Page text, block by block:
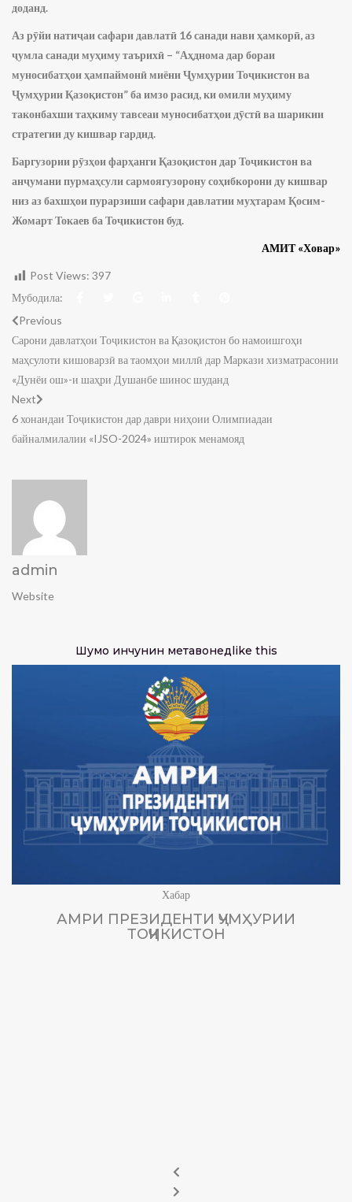
доданд.
Аз рӯйи натиҷаи сафари давлатӣ 16 санади нави ҳамкорӣ, аз
ҷумла санади муҳиму таърихӣ – “Аҳднома дар бораи
муносибатҳои ҳампаймонӣ миёни Ҷумҳурии Тоҷикистон ва
Ҷумҳурии Қазоқистон” ба имзо расид, ки омили муҳиму
таконбахши таҳкиму тавсеаи муносибатҳои дӯстӣ ва шарикии
стратегии ду кишвар гардид.
Баргузории рӯзҳои фарҳанги Қазоқистон дар Тоҷикистон ва
анҷумани пурмаҳсули сармоягузорону соҳибкорони ду кишвар
низ аз бахшҳои пурарзиши сафари давлатии муҳтарам Қосим-
Жомарт Токаев ба Тоҷикистон буд.
АМИТ «Ховар»
Post Views: 397
Мубодила:
Previous
Сарони давлатҳои Тоҷикистон ва Қазоқистон бо намоишгоҳи
маҳсулоти кишоварзӣ ва таомҳои миллӣ дар Маркази хизматрасонии
«Дунёи ош»-и шаҳри Душанбе шинос шуданд
Next
6 хонандаи Тоҷикистон дар даври ниҳоии Олимпиадаи
байналмилалии «IJSO-2024» иштирок менамояд
admin
Website
Шумо инчунин метавонедlike this
Хабар
АМРИ ПРЕЗИДЕНТИ ҶУМҲУРИИ
ТОҶИКИСТОН